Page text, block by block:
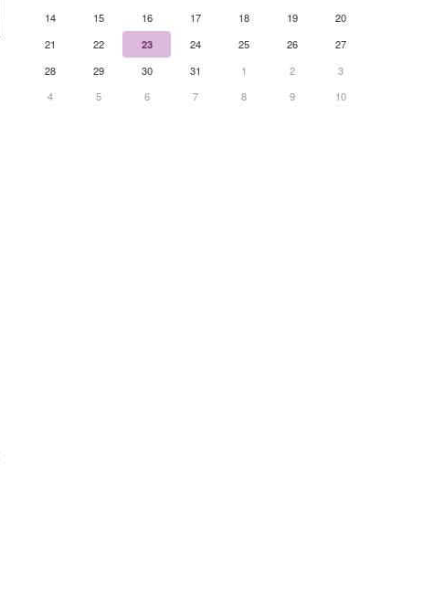
14
15 16 17 18 19
20
21
22 23 24 25 26
27
28
29 30 31 1 2
3
4
5 6 7 8 9 10